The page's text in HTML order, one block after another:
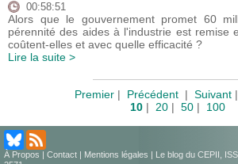
00:58:51
Alors que le gouvernement promet 60
pérennité des aides à l'industrie est remise
coûtent-elles et avec quelle efficacité ?
Lire la suite >
Premier| Précédent| Suivant|
10 | 20 | 50 | 100
À Propos | Contact | Mentions légales | Le blog du CEPII,